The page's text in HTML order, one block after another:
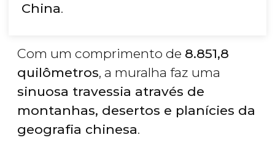
China.
Com um comprimento de 8.851,8
quilômetros, a muralha faz uma
sinuosa travessia através de
montanhas, desertos e planícies da
geografia chinesa.